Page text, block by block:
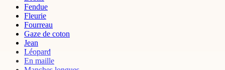
Fendue
Fleurie
Fourreau
Gaze de coton
Jean
Léopard
En maille